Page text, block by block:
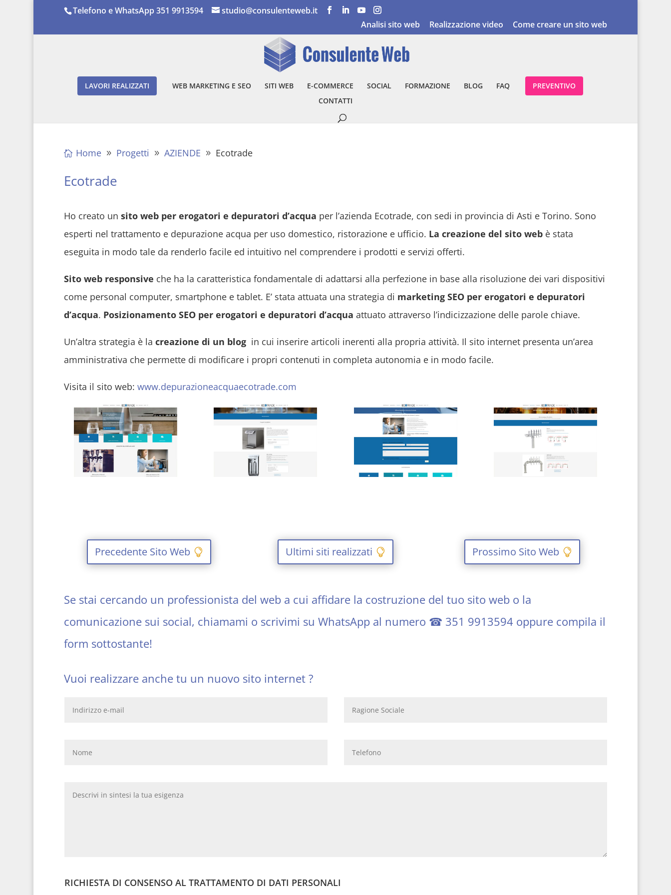
Telefono e WhatsApp 351 9913594
studio@consulenteweb.it
Analisi sito web
Realizzazione video Come creare un sito web
LAVORI REALIZZATI WEB MARKETING E SEO SITI WEB E-COMMERCE SOCIAL FORMAZIONE BLOG FAQ
PREVENTIVO
CONTATTI
Home Progetti AZIENDE Ecotrade
Ecotrade
Ho creato un sito web per erogatori e depuratori d’acqua per l’azienda Ecotrade, con sedi in provincia di Asti e Torino. Sono
esperti nel trattamento e depurazione acqua per uso domestico, ristorazione e ufficio. La creazione del sito webè stata
eseguita in modo tale da renderlo facile ed intuitivo nel comprendere i prodotti e servizi offerti.
Sito web responsive che ha la caratteristica fondamentale di adattarsi alla perfezione in base alla risoluzione dei vari dispositivi
come personal computer, smartphone e tablet. E’ stata attuata una strategia di marketing SEO per erogatori e depuratori
d’acqua. Posizionamento SEO per erogatori e depuratori d’acqua attuato attraverso l’indicizzazione delle parole chiave.
Un’altra strategia è la creazione di un blog in cui inserire articoli inerenti alla propria attività. Il sito internet presenta un’area
amministrativa che permette di modificare i propri contenuti in completa autonomia e in modo facile.
Visita il sito web: www.depurazioneacquaecotrade.com
Precedente Sito Web Ultimi siti realizzati Prossimo Sito Web
Se stai cercando un professionista del web a cui affidare la costruzione del tuo sito web o la
comunicazione sui social, chiamami o scrivimi su WhatsApp al numero ☎ 351 9913594oppure compila il
form sottostante!
Vuoi realizzare anche tu un nuovo sito internet ?
RICHIESTA DI CONSENSO AL TRATTAMENTO DI DATI PERSONALI